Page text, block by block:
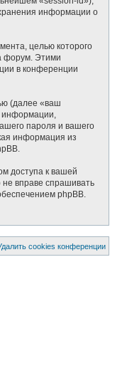
информации о
целью которого
форум. Этими
в конференции
(далее «ваш
информации,
пароля и вашего
информация из
доступа к вашей
вправе спрашивать
phpBB.
cookies конференции